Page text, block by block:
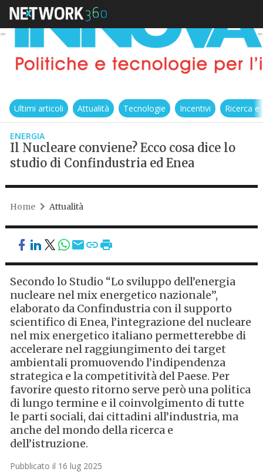
Ultimi articoli Attualità Tecnologie Incentivi Ricerca
ENERGIA
Il Nucleare conviene? Ecco cosa dice lo
studio di Confindustria ed Enea
Home Attualità
Secondo lo Studio “Lo sviluppo dell’energia
nucleare nel mix energetico nazionale”,
elaborato da Confindustria con il supporto
scientifico di Enea, l’integrazione del nucleare
nel mix energetico italiano permetterebbe di
accelerare nel raggiungimento dei target
ambientali promuovendo l’indipendenza
strategica e la competitività del Paese. Per
favorire questo ritorno serve però una politica
di lungo termine e il coinvolgimento di tutte
le parti sociali, dai cittadini all’industria, ma
anche del mondo della ricerca e
dell’istruzione.
Pubblicato il 16 lug 2025